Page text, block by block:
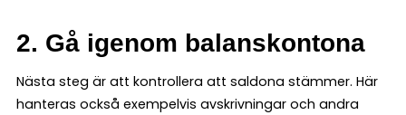
2. Gå igenom balanskontona
Nästa steg är att kontrollera att saldona stämmer. Här
hanteras också exempelvis avskrivningar och andra